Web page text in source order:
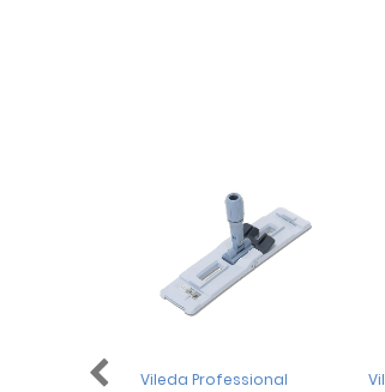
Vileda Professional Vileda Professional